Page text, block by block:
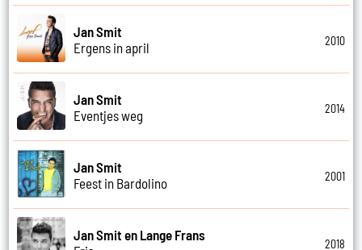
Jan Smit
Ergens in april
2010
Jan Smit
Eventjes weg
2014
Jan Smit
Feest in Bardolino
2001
Jan Smit en Lange Frans
2018